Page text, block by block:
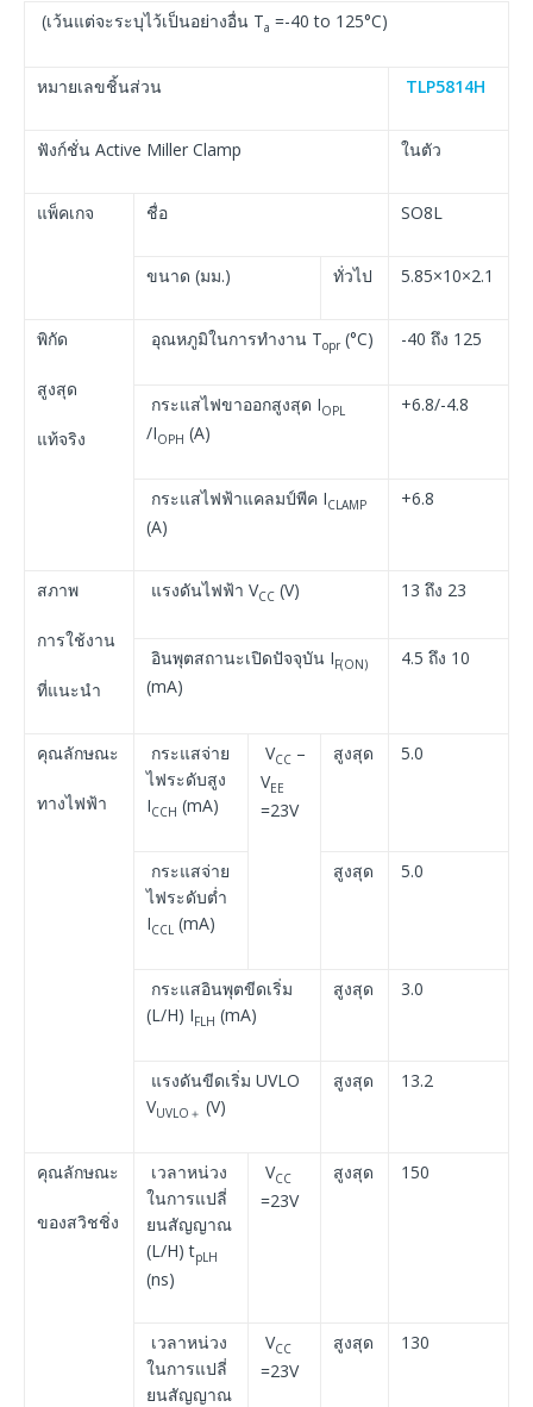
(เว้นแต่จะระบุไว้เป็นอย่างอื่น Ta =-40 to 125°C)
หมายเลขชิ้นส่วน TLP5814H
ฟังก์ชั่น Active Miller Clamp ในตัว
แพ็คเกจ ชื่อ SO8L
ขนาด (มม.) ทั่วไป 5.85×10×2.1
พิกัด
สูงสุด
แท้จริง
อุณหภูมิในการทำงาน Topr (°C) -40 ถึง 125
กระแสไฟขาออกสูงสุด IOPL
/IOPH (A)
+6.8/-4.8
กระแสไฟฟ้าแคลมป์พีค ICLAMP
(A)
+6.8
สภาพ
การใช้งาน
ที่แนะนำ
แรงดันไฟฟ้า VCC (V) 13 ถึง 23
อินพุตสถานะเปิดปัจจุบัน IF(ON)
(mA)
4.5 ถึง 10
คุณลักษณะ
ทางไฟฟ้า
กระแสจ่าย
ไฟระดับสูง
ICCH (mA)
VCC –
VEE
=23V
สูงสุด 5.0
กระแสจ่าย
ไฟระดับต่ำ
ICCL (mA)
สูงสุด 5.0
กระแสอินพุตขีดเริ่ม
(L/H) IFLH (mA)
สูงสุด 3.0
แรงดันขีดเริ่ม UVLO
VUVLO ＋ (V)
สูงสุด 13.2
คุณลักษณะ
ของสวิชชิ่ง
เวลาหน่วง
ในการแปลี่
ยนสัญญาณ
(L/H) tpLH
(ns)
VCC
=23V
สูงสุด 150
เวลาหน่วง
ในการแปลี่
ยนสัญญาณ
VCC
=23V
สูงสุด 130